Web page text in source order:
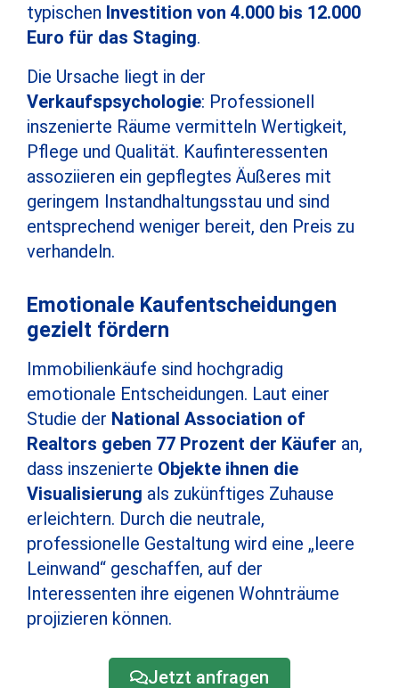
typischen Investition von 4.000 bis 12.000
Euro für das Staging.
Die Ursache liegt in der
Verkaufspsychologie: Professionell
inszenierte Räume vermitteln Wertigkeit,
Pflege und Qualität. Kaufinteressenten
assoziieren ein gepflegtes Äußeres mit
geringem Instandhaltungsstau und sind
entsprechend weniger bereit, den Preis zu
verhandeln.
Emotionale Kaufentscheidungen
gezielt fördern
Immobilienkäufe sind hochgradig
emotionale Entscheidungen. Laut einer
Studie der National Association of
Realtors geben 77 Prozent der Käufer an,
dass inszenierte Objekte ihnen die
Visualisierung als zukünftiges Zuhause
erleichtern. Durch die neutrale,
professionelle Gestaltung wird eine „leere
Leinwand“ geschaffen, auf der
Interessenten ihre eigenen Wohnträume
projizieren können.
Jetzt anfragen